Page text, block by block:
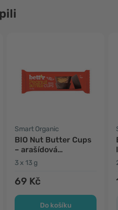
Smart Organic
BIO Nut Butter Cups
– arašídová
pomazánka a
čokoláda
3 x 13 g
69 Kč
Do košíku